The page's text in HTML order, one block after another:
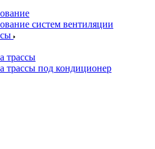
систем вентиляции
трассы
трассы под кондиционер